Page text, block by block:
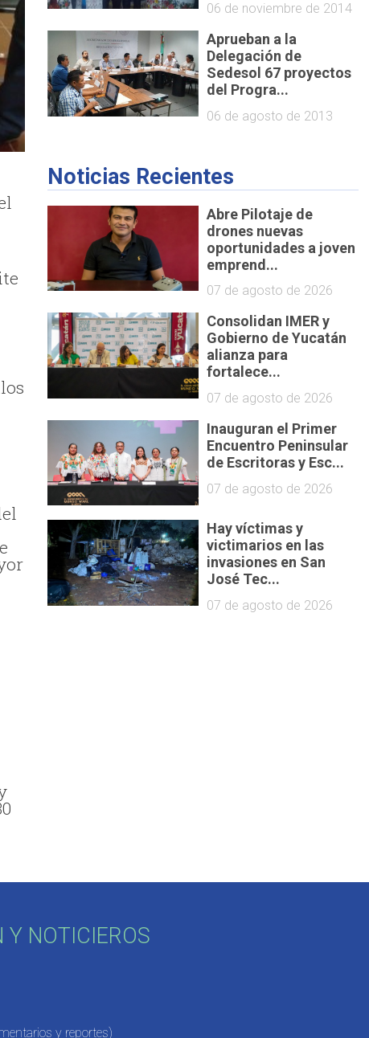
06 de noviembre de 2014
Aprueban a la
Delegación de
Sedesol 67 proyectos
del Progra...
06 de agosto de 2013
Noticias Recientes
Abre Pilotaje de
drones nuevas
oportunidades a joven
emprend...
07 de agosto de 2026
Consolidan IMER y
Gobierno de Yucatán
alianza para
fortalece...
07 de agosto de 2026
Inauguran el Primer
Encuentro Peninsular
de Escritoras y Esc...
07 de agosto de 2026
Hay víctimas y
victimarios en las
invasiones en San
José Tec...
07 de agosto de 2026
Y NOTICIEROS
y reportes)